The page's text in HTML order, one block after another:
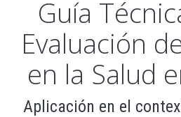
Guía
Evaluación
en la Salud
Aplicación en el